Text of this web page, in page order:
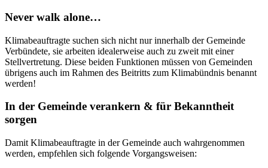
Never walk alone…
Klimabeauftragte suchen sich nicht nur innerhalb der Gemeinde
Verbündete, sie arbeiten idealerweise auch zu zweit mit einer
Stellvertretung. Diese beiden Funktionen müssen von Gemeinden
übrigens auch im Rahmen des Beitritts zum Klimabündnis benannt
werden!
In der Gemeinde verankern & für Bekanntheit
sorgen
Damit Klimabeauftragte in der Gemeinde auch wahrgenommen
werden, empfehlen sich folgende Vorgangsweisen: